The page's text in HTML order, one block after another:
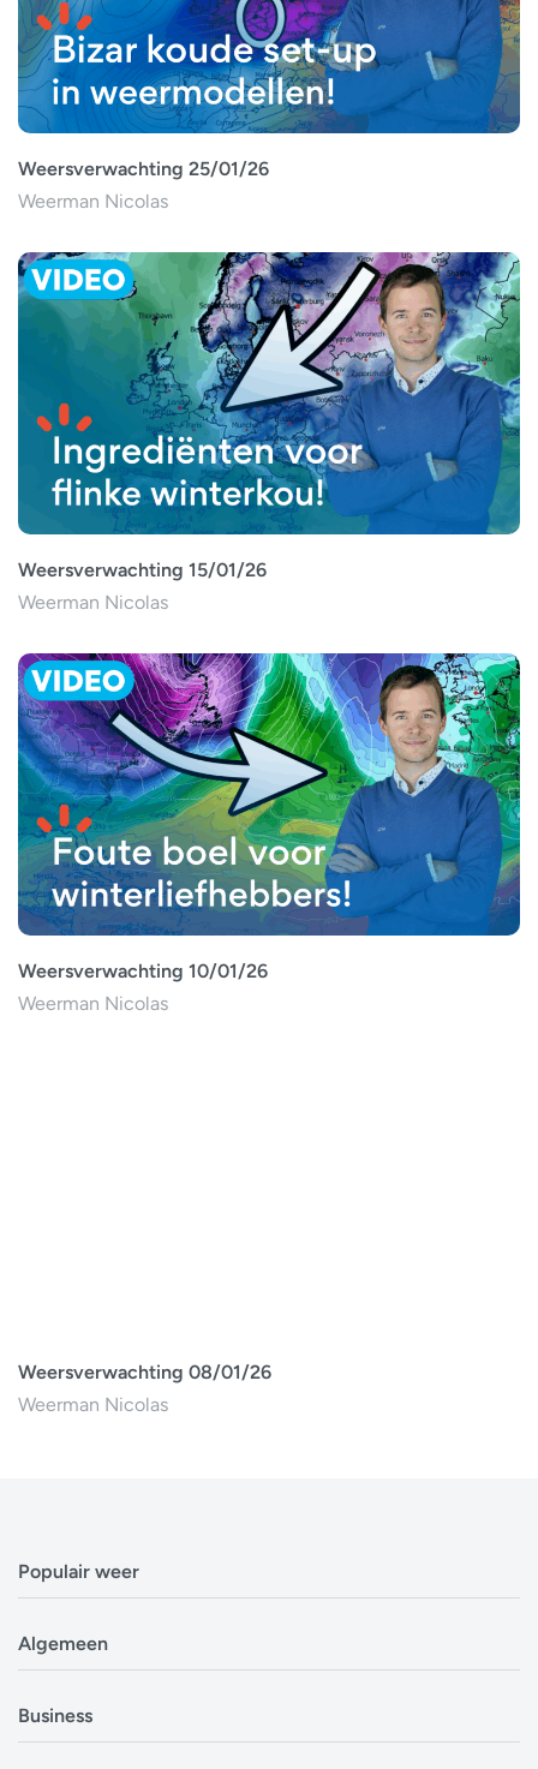
Weersverwachting 25/01/26
Weerman Nicolas
Weersverwachting 15/01/26
Weerman Nicolas
Weersverwachting 10/01/26
Weerman Nicolas
Weersverwachting 08/01/26
Weerman Nicolas
Populair weer
Weerbericht Brussel
Weerbericht Eindhoven
Algemeen
Privacyverklaring
Business